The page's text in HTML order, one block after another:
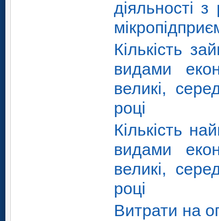
діяльності
Кількість
видами
великі,
році
Кількість
видами
великі,
році
Витрати на